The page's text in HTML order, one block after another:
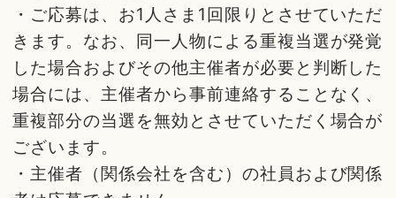
・ご応募は、お1人さま1回限りとさせていただ
きます。なお、同一人物による重複当選が発覚
した場合およびその他主催者が必要と判断した
場合には、主催者から事前連絡することなく、
重複部分の当選を無効とさせていただく場合が
ございます。
・主催者（関係会社を含む）の社員および関係